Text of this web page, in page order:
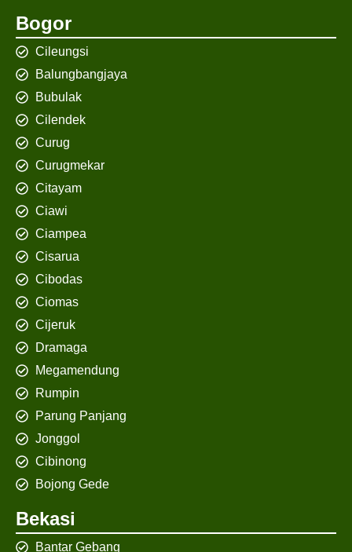
Bogor
Cileungsi
Balungbangjaya
Bubulak
Cilendek
Curug
Curugmekar
Citayam
Ciawi
Ciampea
Cisarua
Cibodas
Ciomas
Cijeruk
Dramaga
Megamendung
Rumpin
Parung Panjang
Jonggol
Cibinong
Bojong Gede
Bekasi
Bantar Gebang